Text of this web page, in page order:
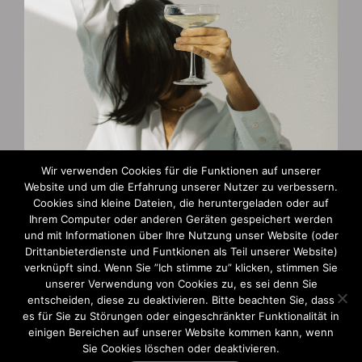
Zahlungsarten
AGB und Widerruf
Impressum
Datenschutzerklärung
Wir verwenden Cookies für die Funktionen auf unserer
Website und um die Erfahrung unserer Nutzer zu verbessern.
Cookies sind kleine Dateien, die heruntergeladen oder auf
Ihrem Computer oder anderen Geräten gespeichert werden
und mit Informationen über Ihre Nutzung unser Website (oder
Drittanbieterdienste und Funtkionen als Teil unserer Website)
verknüpft sind. Wenn Sie ”Ich stimme zu” klicken, stimmen Sie
unserer Verwendung von Cookies zu, es sei denn Sie
entscheiden, diese zu deaktivieren. Bitte beachten Sie, dass
es für Sie zu Störungen oder eingeschränkter Funktionalität in
einigen Bereichen auf unserer Website kommen kann, wenn
Sie Cookies löschen oder deaktivieren.